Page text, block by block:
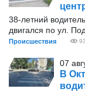
38-летний
двигался по ул.
Происшествия
07
В